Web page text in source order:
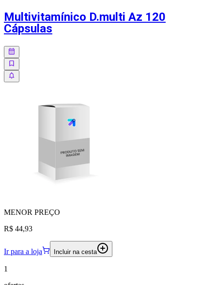
Multivitamínico D.multi Az 120
Cápsulas
MENOR PREÇO
R$ 44,93
Ir para a loja Incluir na cesta
1